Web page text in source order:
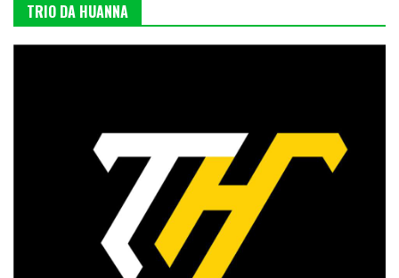
TRIO DA HUANNA